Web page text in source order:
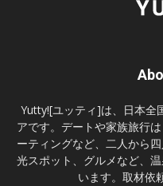
Yutty![ユッティ]は、日本全
アです。デートや家族旅行
ーティングなど、二人から
光スポット、グルメなど、
います。取材依